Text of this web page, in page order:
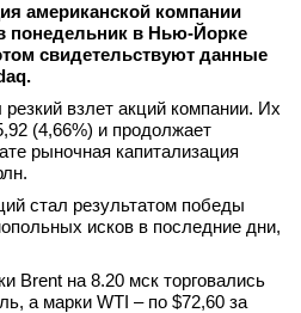
американской компании
понедельник в Нью-Йорке
свидетельствуют данные
взлет акций компании. Их
(4,66%) и продолжает
рыночная капитализация
стал результатом победы
исков в последние дни,
Brent на 8.20 мск торговались
а марки WTI – по $72,60 за